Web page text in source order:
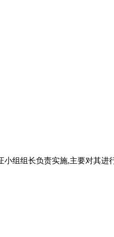
组组长负责实施,主要对其进